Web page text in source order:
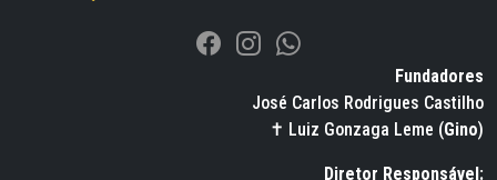
Fundadores
José Carlos Rodrigues Castilho
✝ Luiz Gonzaga Leme (Gino)
Diretor Responsável: